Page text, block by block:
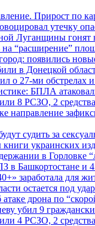
Прирост по
утечку
Луганщины гонят
“расширение”
появились
в Донецкой
о 27-ми обстрелах
БПЛА
8 РСЗО, 2
направление
судить за
украинских
в Горловке
в Башкортостане и
заработала для
остается под
дрона по
убил 9
4 РСЗО, 2